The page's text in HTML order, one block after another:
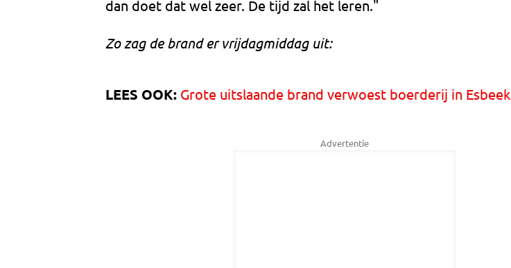
dan doet dat wel zeer. De tijd zal het leren."
Zo zag de brand er vrijdagmiddag uit:
LEES OOK: Grote uitslaande brand verwoest boerderij in Esbeek
Advertentie